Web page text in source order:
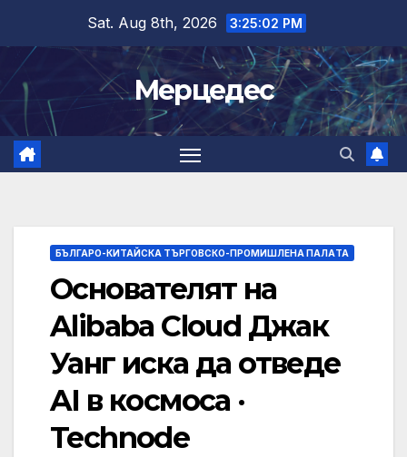
content
Sat. Aug 8th, 2026 3:25:03 PM
Мерцедес
БЪЛГАРО-КИТАЙСКА ТЪРГОВСКО-ПРОМИШЛЕНА ПАЛAТА
Основателят на
Alibaba Cloud Джак
Уанг иска да отведе
AI в космоса ·
Technode